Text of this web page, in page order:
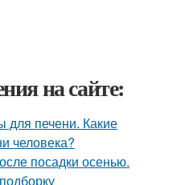
на сайте:
печени. Какие
человека?
посадки осенью.